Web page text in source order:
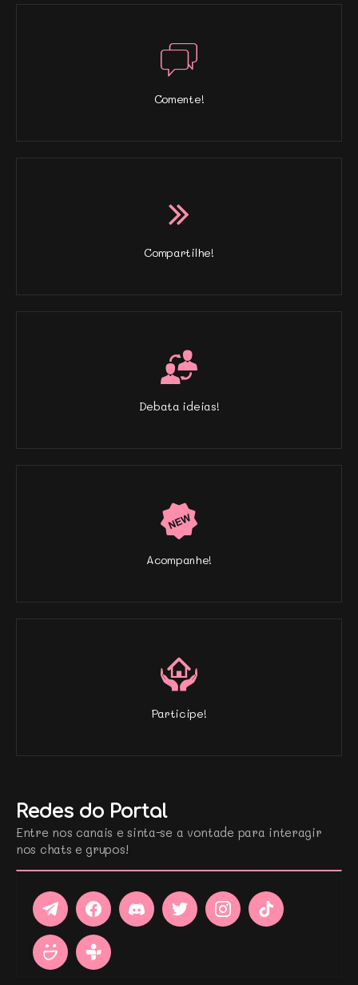
Comente!
Compartilhe!
Debata ideias!
Acompanhe!
Participe!
Redes do Portal
Entre nos canais e sinta-se a vontade para interagir
nos chats e grupos!